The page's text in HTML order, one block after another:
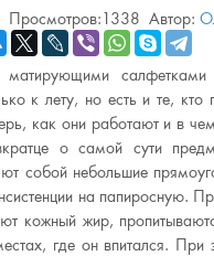
Просмотров:1338 Автор:
матирующими салфетками
к лету, но есть и те, кто
как они работают и в
о самой сути
собой небольшие
на папиросную.
кожный жир,
где он впитался.